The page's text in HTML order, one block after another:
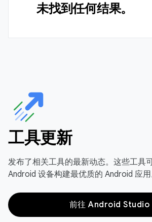
未找到任何结果。
工具更新
发布了相关工具的最新动态。这些工具
Android 设备构建最优质的 Android 应用
前往 Android Studio